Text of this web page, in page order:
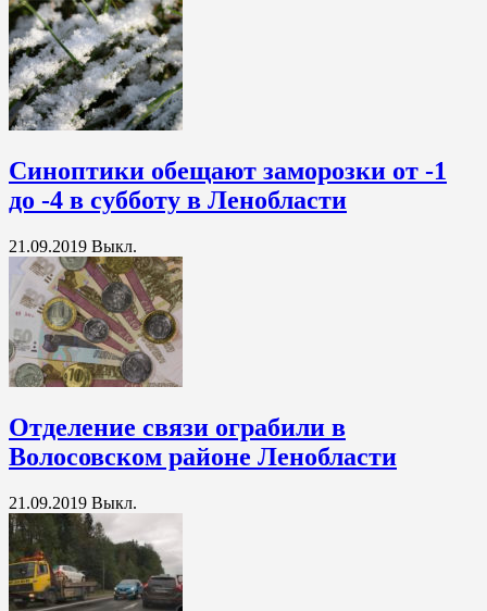
Синоптики обещают заморозки от -1
до -4 в субботу в Ленобласти
21.09.2019 Выкл.
Отделение связи ограбили в
Волосовском районе Ленобласти
21.09.2019 Выкл.